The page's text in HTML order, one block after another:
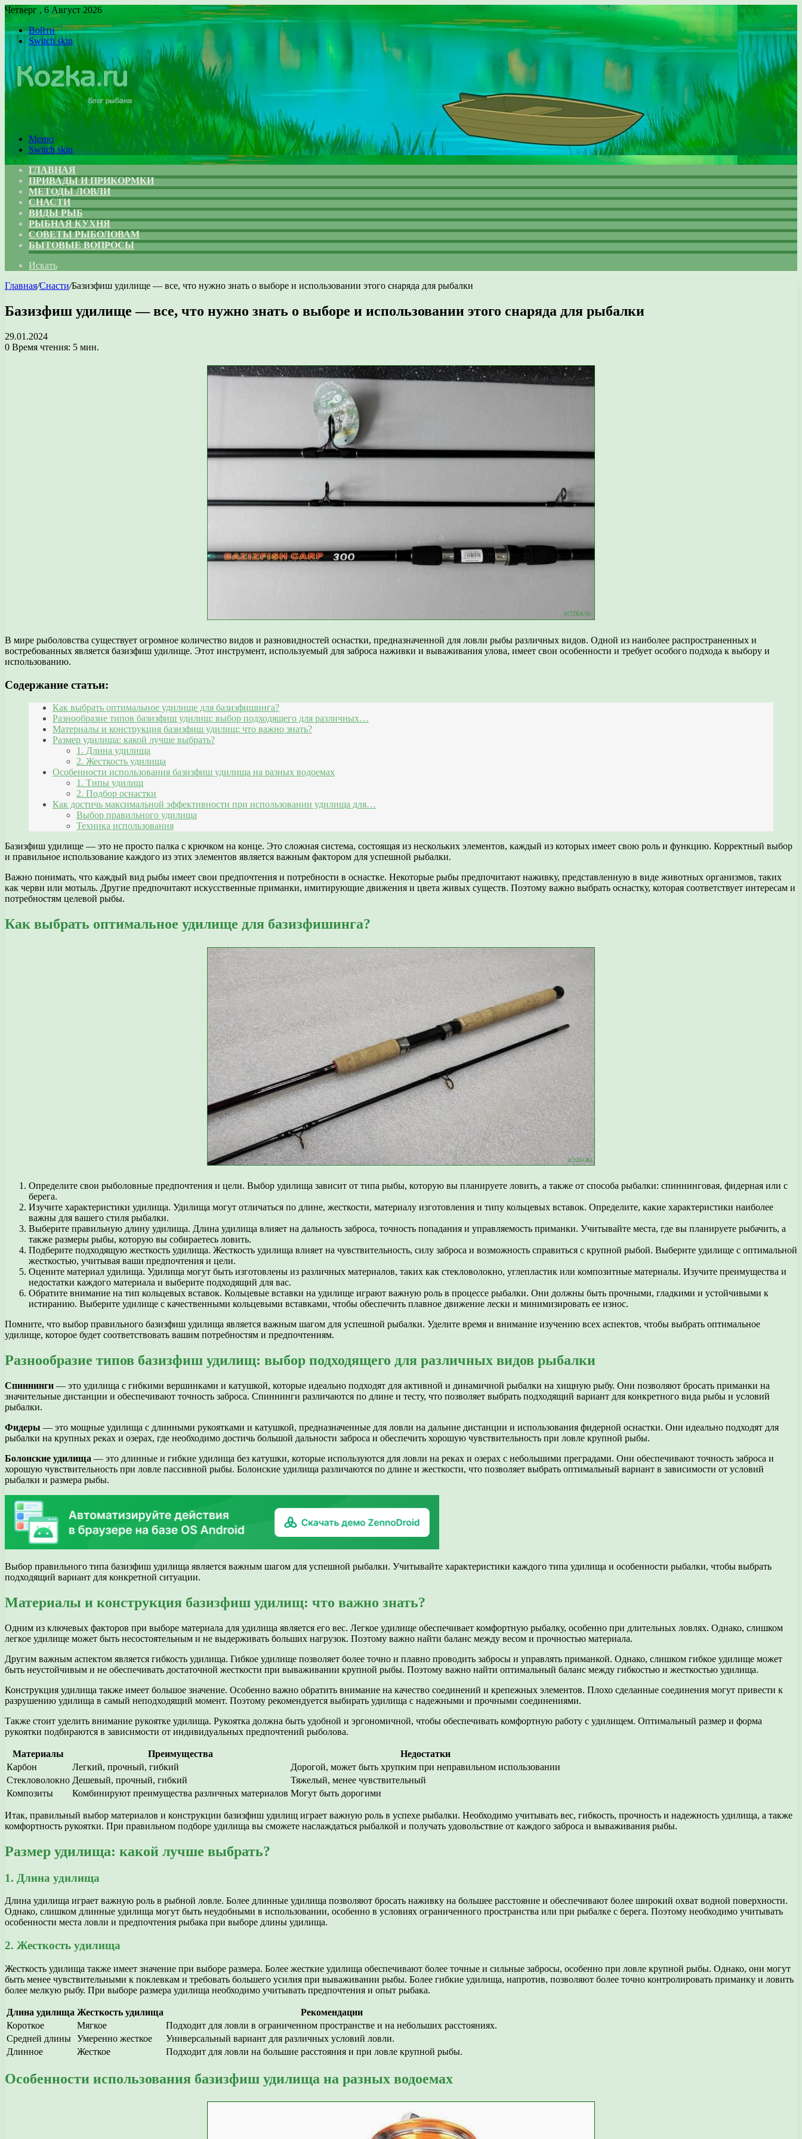
Четверг , 6 Август 2026
Войти
Switch skin
Меню
Switch skin
ГЛАВНАЯ
ПРИВАДЫ И ПРИКОРМКИ
МЕТОДЫ ЛОВЛИ
СНАСТИ
ВИДЫ РЫБ
РЫБНАЯ КУХНЯ
СОВЕТЫ РЫБОЛОВАМ
БЫТОВЫЕ ВОПРОСЫ
Искать
Главная/Снасти/Базизфиш удилище — все, что нужно знать о выборе и использовании этого снаряда для рыбалки
Базизфиш удилище — все, что нужно знать о выборе и использовании этого снаряда для рыбалки
29.01.2024
0 Время чтения: 5 мин.
В мире рыболовства существует огромное количество видов и разновидностей оснастки, предназначенной для ловли рыбы различных видов. Одной из наиболее распространенных и
востребованных является базизфиш удилище. Этот инструмент, используемый для заброса наживки и вываживания улова, имеет свои особенности и требует особого подхода к выбору и
использованию.
Содержание статьи:
Как выбрать оптимальное удилище для базизфишинга?
Разнообразие типов базизфиш удилищ: выбор подходящего для различных…
Материалы и конструкция базизфиш удилищ: что важно знать?
Размер удилища: какой лучше выбрать?
1. Длина удилища
2. Жесткость удилища
Особенности использования базизфиш удилища на разных водоемах
1. Типы удилищ
2. Подбор оснастки
Как достичь максимальной эффективности при использовании удилища для…
Выбор правильного удилища
Техника использования
Базизфиш удилище — это не просто палка с крючком на конце. Это сложная система, состоящая из нескольких элементов, каждый из которых имеет свою роль и функцию. Корректный выбор
и правильное использование каждого из этих элементов является важным фактором для успешной рыбалки.
Важно понимать, что каждый вид рыбы имеет свои предпочтения и потребности в оснастке. Некоторые рыбы предпочитают наживку, представленную в виде животных организмов, таких
как черви или мотыль. Другие предпочитают искусственные приманки, имитирующие движения и цвета живых существ. Поэтому важно выбрать оснастку, которая соответствует интересам и
потребностям целевой рыбы.
Как выбрать оптимальное удилище для базизфишинга?
Определите свои рыболовные предпочтения и цели. Выбор удилища зависит от типа рыбы, которую вы планируете ловить, а также от способа рыбалки: спиннинговая, фидерная или с
берега.
Изучите характеристики удилища. Удилища могут отличаться по длине, жесткости, материалу изготовления и типу кольцевых вставок. Определите, какие характеристики наиболее
важны для вашего стиля рыбалки.
Выберите правильную длину удилища. Длина удилища влияет на дальность заброса, точность попадания и управляемость приманки. Учитывайте места, где вы планируете рыбачить, а
также размеры рыбы, которую вы собираетесь ловить.
Подберите подходящую жесткость удилища. Жесткость удилища влияет на чувствительность, силу заброса и возможность справиться с крупной рыбой. Выберите удилище с оптимальной
жесткостью, учитывая ваши предпочтения и цели.
Оцените материал удилища. Удилища могут быть изготовлены из различных материалов, таких как стекловолокно, углепластик или композитные материалы. Изучите преимущества и
недостатки каждого материала и выберите подходящий для вас.
Обратите внимание на тип кольцевых вставок. Кольцевые вставки на удилище играют важную роль в процессе рыбалки. Они должны быть прочными, гладкими и устойчивыми к
истиранию. Выберите удилище с качественными кольцевыми вставками, чтобы обеспечить плавное движение лески и минимизировать ее износ.
Помните, что выбор правильного базизфиш удилища является важным шагом для успешной рыбалки. Уделите время и внимание изучению всех аспектов, чтобы выбрать оптимальное
удилище, которое будет соответствовать вашим потребностям и предпочтениям.
Разнообразие типов базизфиш удилищ: выбор подходящего для различных видов рыбалки
Спиннинги — это удилища с гибкими вершинками и катушкой, которые идеально подходят для активной и динамичной рыбалки на хищную рыбу. Они позволяют бросать приманки на
значительные дистанции и обеспечивают точность заброса. Спиннинги различаются по длине и тесту, что позволяет выбрать подходящий вариант для конкретного вида рыбы и условий
рыбалки.
Фидеры — это мощные удилища с длинными рукоятками и катушкой, предназначенные для ловли на дальние дистанции и использования фидерной оснастки. Они идеально подходят для
рыбалки на крупных реках и озерах, где необходимо достичь большой дальности заброса и обеспечить хорошую чувствительность при ловле крупной рыбы.
Болонские удилища — это длинные и гибкие удилища без катушки, которые используются для ловли на реках и озерах с небольшими преградами. Они обеспечивают точность заброса и
хорошую чувствительность при ловле пассивной рыбы. Болонские удилища различаются по длине и жесткости, что позволяет выбрать оптимальный вариант в зависимости от условий
рыбалки и размера рыбы.
Выбор правильного типа базизфиш удилища является важным шагом для успешной рыбалки. Учитывайте характеристики каждого типа удилища и особенности рыбалки, чтобы выбрать
подходящий вариант для конкретной ситуации.
Материалы и конструкция базизфиш удилищ: что важно знать?
Одним из ключевых факторов при выборе материала для удилища является его вес. Легкое удилище обеспечивает комфортную рыбалку, особенно при длительных ловлях. Однако, слишком
легкое удилище может быть несостоятельным и не выдерживать больших нагрузок. Поэтому важно найти баланс между весом и прочностью материала.
Другим важным аспектом является гибкость удилища. Гибкое удилище позволяет более точно и плавно проводить забросы и управлять приманкой. Однако, слишком гибкое удилище может
быть неустойчивым и не обеспечивать достаточной жесткости при вываживании крупной рыбы. Поэтому важно найти оптимальный баланс между гибкостью и жесткостью удилища.
Конструкция удилища также имеет большое значение. Особенно важно обратить внимание на качество соединений и крепежных элементов. Плохо сделанные соединения могут привести к
разрушению удилища в самый неподходящий момент. Поэтому рекомендуется выбирать удилища с надежными и прочными соединениями.
Также стоит уделить внимание рукоятке удилища. Рукоятка должна быть удобной и эргономичной, чтобы обеспечивать комфортную работу с удилищем. Оптимальный размер и форма
рукоятки подбираются в зависимости от индивидуальных предпочтений рыболова.
Материалы Преимущества
Недостатки
Карбон
Легкий, прочный, гибкий
Дорогой, может быть хрупким при неправильном использовании
Стекловолокно Дешевый, прочный, гибкий
Тяжелый, менее чувствительный
Композиты
Комбинируют преимущества различных материалов Могут быть дорогими
Итак, правильный выбор материалов и конструкции базизфиш удилищ играет важную роль в успехе рыбалки. Необходимо учитывать вес, гибкость, прочность и надежность удилища, а также
комфортность рукоятки. При правильном подборе удилища вы сможете наслаждаться рыбалкой и получать удовольствие от каждого заброса и вываживания рыбы.
Размер удилища: какой лучше выбрать?
1. Длина удилища
Длина удилища играет важную роль в рыбной ловле. Более длинные удилища позволяют бросать наживку на большее расстояние и обеспечивают более широкий охват водной поверхности.
Однако, слишком длинные удилища могут быть неудобными в использовании, особенно в условиях ограниченного пространства или при рыбалке с берега. Поэтому необходимо учитывать
особенности места ловли и предпочтения рыбака при выборе длины удилища.
2. Жесткость удилища
Жесткость удилища также имеет значение при выборе размера. Более жесткие удилища обеспечивают более точные и сильные забросы, особенно при ловле крупной рыбы. Однако, они могут
быть менее чувствительными к поклевкам и требовать большего усилия при вываживании рыбы. Более гибкие удилища, напротив, позволяют более точно контролировать приманку и ловить
более мелкую рыбу. При выборе размера удилища необходимо учитывать предпочтения и опыт рыбака.
Длина удилища Жесткость удилища
Рекомендации
Короткое
Мягкое
Подходит для ловли в ограниченном пространстве и на небольших расстояниях.
Средней длины Умеренно жесткое
Универсальный вариант для различных условий ловли.
Длинное
Жесткое Подходит для ловли на большие расстояния и при ловле крупной рыбы.
Особенности использования базизфиш удилища на разных водоемах